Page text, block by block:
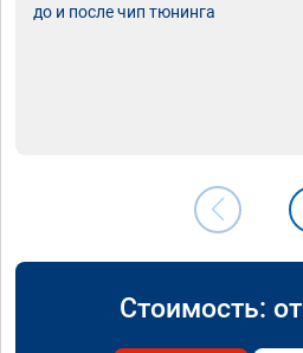
до и после чип тюнинга
Стоимость: от